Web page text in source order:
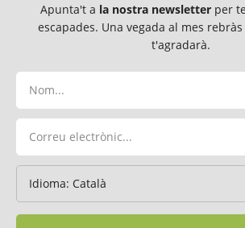
Apunta't a la nostra newsletter per
escapades. Una vegada al mes
t'agradarà.